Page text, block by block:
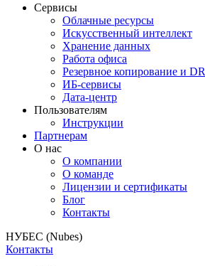
Сервисы
Облачные ресурсы
Искусственный интеллект
Хранение данных
Работа офиса
Резервное копирование и DR
ИБ-сервисы
Дата-центр
Пользователям
Инструкции
Партнерам
О нас
О компании
О команде
Лицензии и сертификаты
Блог
Контакты
НУБЕС (Nubes)
Контакты